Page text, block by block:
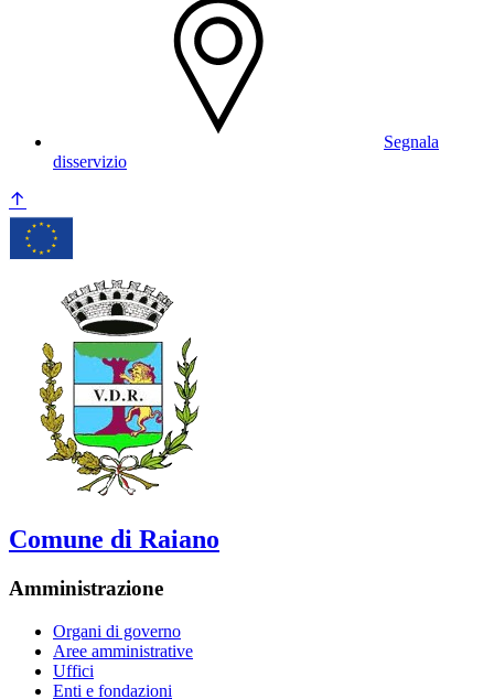
Segnala
disservizio
Comune di Raiano
Amministrazione
Organi di governo
Aree amministrative
Uffici
Enti e fondazioni